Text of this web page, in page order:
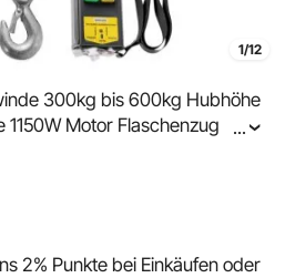
1/12
300kg bis 600kg Hubhöhe
Motor Flaschenzug
Hebezug mit kabelloser
...
2% Punkte bei Einkäufen oder